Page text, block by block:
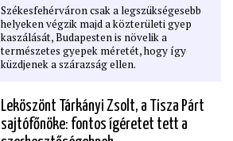
Székesfehérváron csak a legszükségesebb
helyeken végzik majd a közterületi gyep
kaszálását, Budapesten is növelik a
természetes gyepek méretét, hogy így
küzdjenek a szárazság ellen.
Leköszönt Tárkányi Zsolt, a Tisza Párt
sajtófőnöke: fontos ígéretet tett a